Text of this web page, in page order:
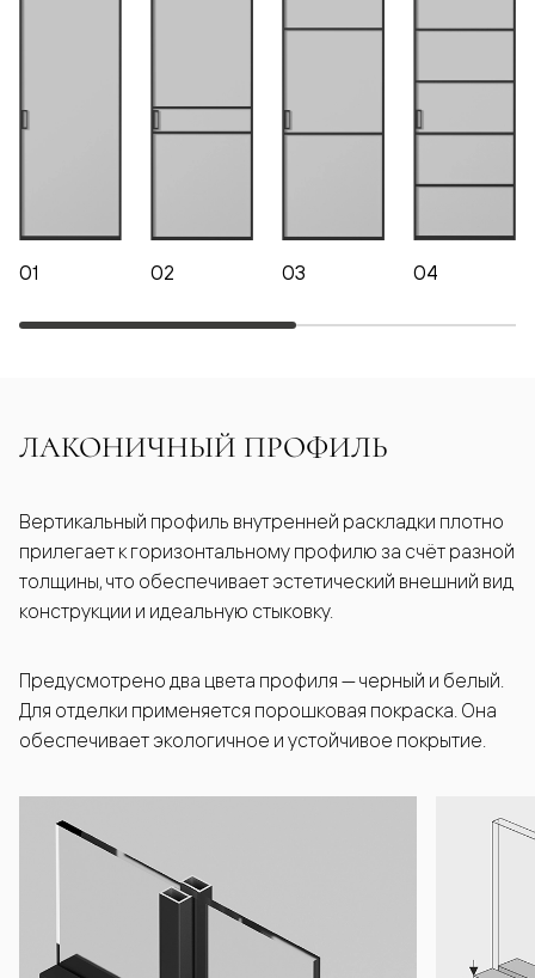
01 02 03 04
ЛАКОНИЧНЫЙ ПРОФИЛЬ
Вертикальный профиль внутренней раскладки плотно
прилегает к горизонтальному профилю за счёт разной
толщины, что обеспечивает эстетический внешний вид
конструкции и идеальную стыковку.
Предусмотрено два цвета профиля — черный и белый.
Для отделки применяется порошковая покраска. Она
обеспечивает экологичное и устойчивое покрытие.